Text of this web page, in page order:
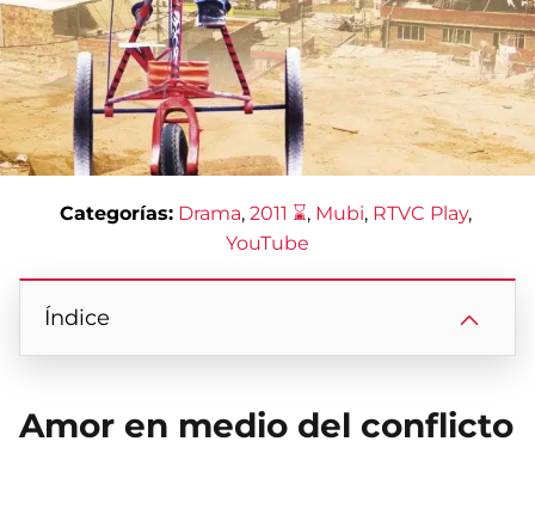
Categorías: Drama, 2011 ⌛, Mubi, RTVC Play,
YouTube
Índice
Amor en medio del conflicto